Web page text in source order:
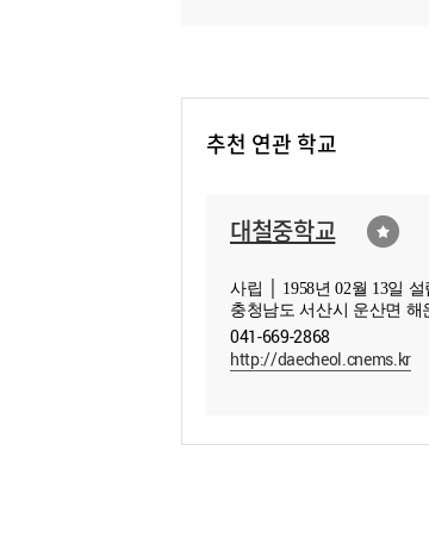
추천 연관 학교
대철중학교
사립 │ 1958년 02월 13일 설
충청남도 서산시 운산면 해
041-669-2868
http://daecheol.cnems.kr